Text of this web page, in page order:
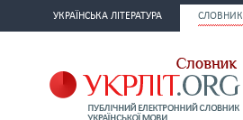
УКРАЇНСЬКА ЛІТЕРАТУРА СЛОВНИК